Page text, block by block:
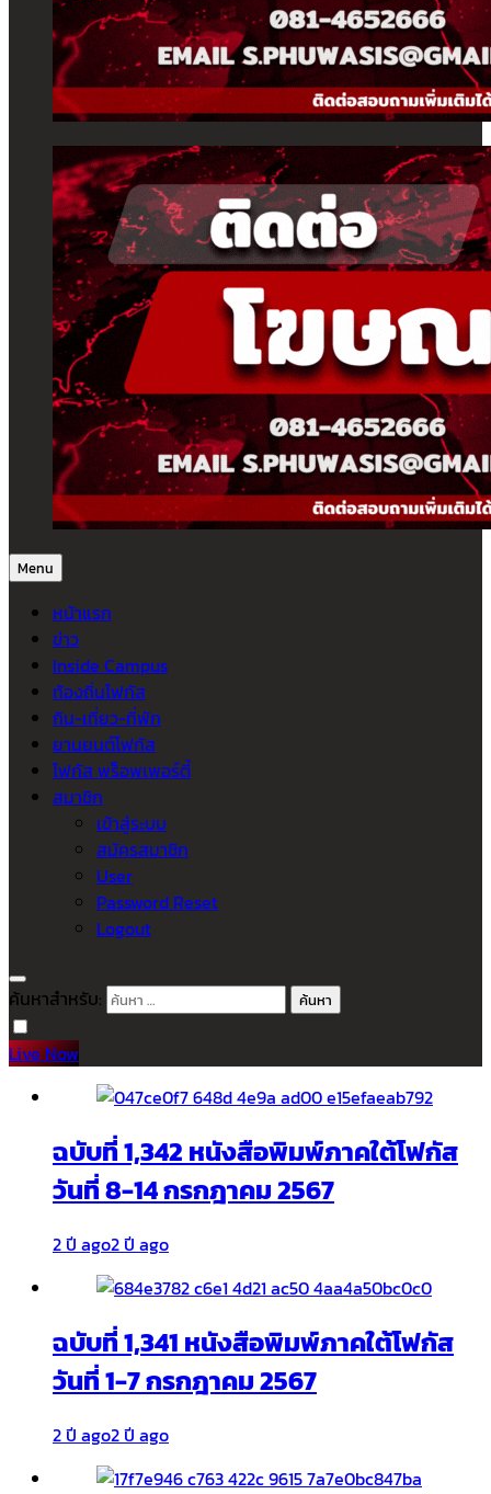
Menu
หน้าแรก
ข่าว
Inside Campus
ท้องถิ่นโฟกัส
กิน-เที่ยว-ที่พัก
ยานยนต์โฟกัส
โฟกัส พร็อพเพอร์ตี้
สมาชิก
เข้าสู่ระบบ
สมัครสมาชิก
User
Password Reset
Logout
ค้นหาสำหรับ:
Live Now
ฉบับที่ 1,342 หนังสือพิมพ์ภาคใต้โฟกัส
วันที่ 8-14 กรกฎาคม 2567
2 ปี ago2 ปี ago
ฉบับที่ 1,341 หนังสือพิมพ์ภาคใต้โฟกัส
วันที่ 1-7 กรกฎาคม 2567
2 ปี ago2 ปี ago